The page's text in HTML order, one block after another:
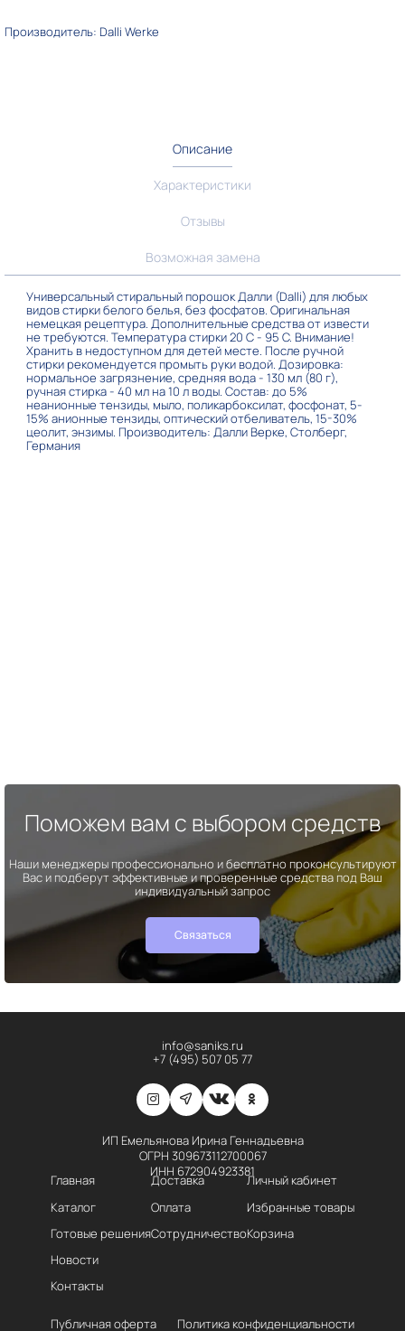
Производитель: Dalli Werke
Описание
Характеристики
Отзывы
Возможная замена
Универсальный стиральный порошок Далли (Dalli) для любых
видов стирки белого белья, без фосфатов. Оригинальная
немецкая рецептура. Дополнительные средства от извести
не требуются. Температура стирки 20 С - 95 С. Внимание!
Хранить в недоступном для детей месте. После ручной
стирки рекомендуется промыть руки водой. Дозировка:
нормальное загрязнение, средняя вода - 130 мл (80 г),
ручная стирка - 40 мл на 10 л воды. Состав: до 5%
неанионные тензиды, мыло, поликарбоксилат, фосфонат, 5-
15% анионные тензиды, оптический отбеливатель, 15-30%
цеолит, энзимы. Производитель: Далли Верке, Столберг,
Германия
Поможем вам с выбором средств
Наши менеджеры профессионально и бесплатно проконсультируют
Вас и подберут эффективные и проверенные средства под Ваш
индивидуальный запрос
Связаться
info@saniks.ru
+7 (495) 507 05 77
ИП Емельянова Ирина Геннадьевна
ОГРН 309673112700067
ИНН 672904923381
Главная
Каталог
Готовые решения
Новости
Контакты
Доставка
Оплата
Сотрудничество
Личный кабинет
Избранные товары
Корзина
Публичная оферта Политика конфиденциальности